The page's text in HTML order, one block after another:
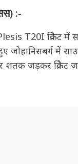
:-
T20I क्रिकेट
जोहानिसबर्ग में
शतक जड़कर क्रिकेट